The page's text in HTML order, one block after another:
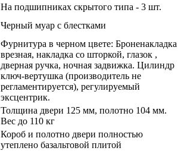
На подшипниках скрытого типа - 3 шт.
Черный муар с блестками
Фурнитура в черном цвете: Броненакладка
врезная, накладка со шторкой, глазок ,
дверная ручка, ночная задвижка. Цилиндр
ключ-вертушка (производитель не
регламентируется), регулируемый
эксцентрик.
Толщина двери 125 мм, полотно 104 мм.
Вес до 110 кг
Короб и полотно двери полностью
утеплено базальтовой плитой